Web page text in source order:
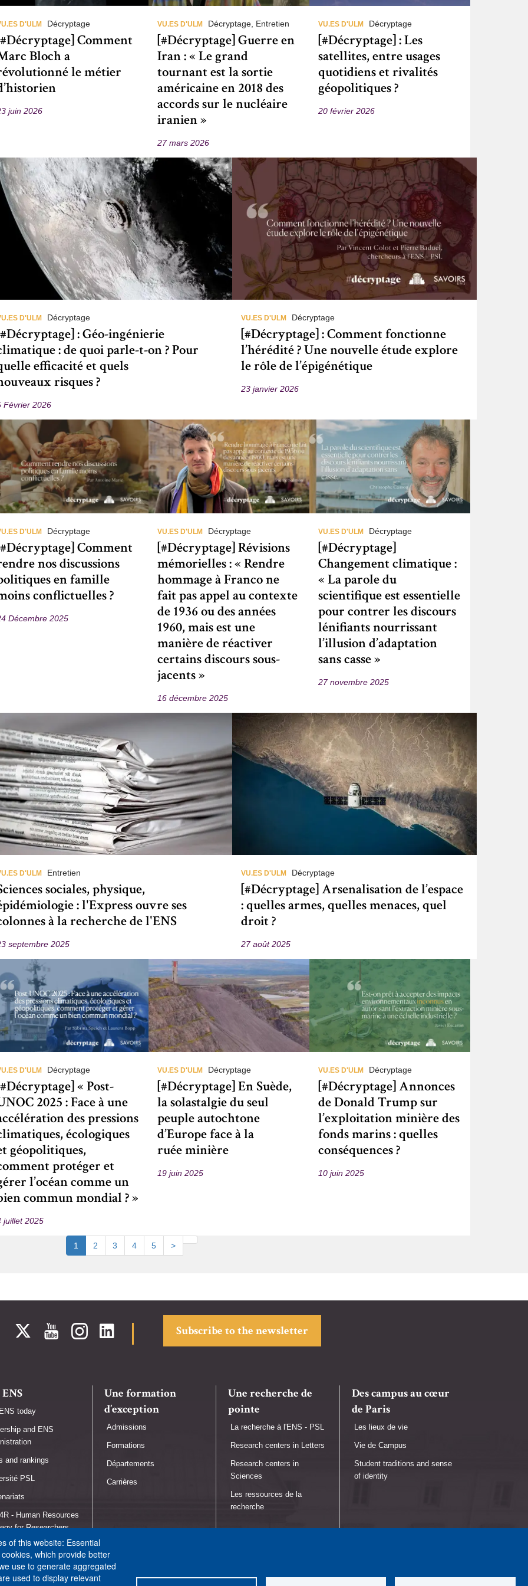
D'ULM Décryptage
Comment
Bloch a
le métier
juin 2026
VU.ES D'ULM Décryptage, Entretien
[#Décryptage] Guerre en
Iran : « Le grand
tournant est la sortie
américaine en 2018 des
accords sur le nucléaire
iranien »
27 mars 2026
VU.ES D'ULM Décryptage
[#Décryptage] : Les
satellites, entre usages
quotidiens et rivalités
géopolitiques ?
20 février 2026
D'ULM Décryptage
: Géo-ingénierie
: de quoi parle-t-on ? Pour
efficacité et quels
risques ?
Février 2026
VU.ES D'ULM Décryptage
[#Décryptage] : Comment fonctionne
l’hérédité ? Une nouvelle étude explore
le rôle de l’épigénétique
23 janvier 2026
D'ULM Décryptage
Comment
nos discussions
en famille
conflictuelles ?
Décembre 2025
VU.ES D'ULM Décryptage
[#Décryptage] Révisions
mémorielles : « Rendre
hommage à Franco ne
fait pas appel au contexte
de 1936 ou des années
1960, mais est une
manière de réactiver
certains discours sous-
jacents »
16 décembre 2025
VU.ES D'ULM Décryptage
[#Décryptage]
Changement climatique :
« La parole du
scientifique est essentielle
pour contrer les discours
lénifiants nourrissant
l’illusion d’adaptation
sans casse »
27 novembre 2025
D'ULM Entretien
sociales, physique,
: l'Express ouvre ses
à la recherche de l'ENS
septembre 2025
VU.ES D'ULM Décryptage
[#Décryptage] Arsenalisation de l’espace
: quelles armes, quelles menaces, quel
droit ?
27 août 2025
D'ULM Décryptage
« Post-
2025 : Face à une
des pressions
écologiques
géopolitiques,
protéger et
l’océan comme un
commun mondial ? »
juillet 2025
VU.ES D'ULM Décryptage
[#Décryptage] En Suède,
la solastalgie du seul
peuple autochtone
d’Europe face à la
ruée minière
19 juin 2025
VU.ES D'ULM Décryptage
[#Décryptage] Annonces
de Donald Trump sur
l’exploitation minière des
fonds marins : quelles
conséquences ?
10 juin 2025
Pagination
Current
page
1 Page
2 Page
3 Page
4 Page
5
Next
page
>
Last
Subscribe to the newsletter
today
and ENS
and rankings
PSL
- Human Resources
for Researchers
engagée
Une formation
d’exception
Admissions
Formations
Départements
Carrières
Une recherche de
pointe
La recherche à l'ENS - PSL
Research centers in Letters
Research centers in
Sciences
Les ressources de la
recherche
Des campus au cœur
de Paris
Les lieux de vie
Vie de Campus
Student traditions and sense
of identity
of this website: Essential
which provide better
use to generate aggregated
used to display relevant